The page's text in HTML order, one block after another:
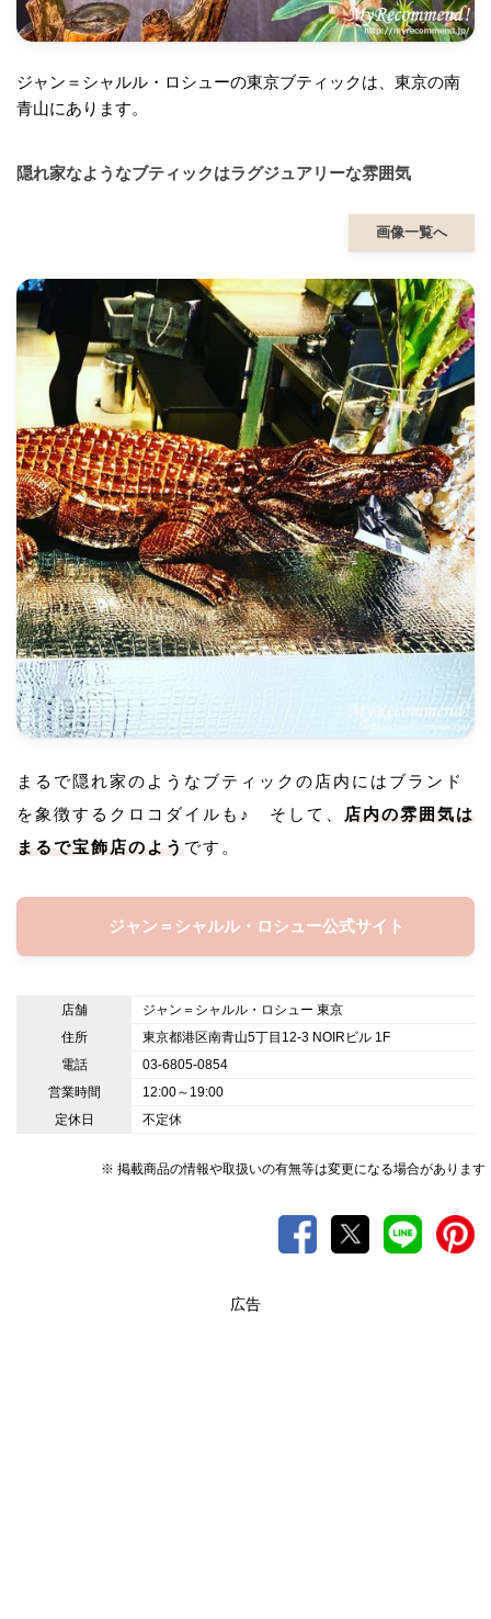
ジャン＝シャルル・ロシューの東京ブティックは、東京の南
青山にあります。
隠れ家なようなブティックはラグジュアリーな雰囲気
画像一覧へ
まるで隠れ家のようなブティックの店内にはブランド
を象徴するクロコダイルも♪ そして、
店内の雰囲気は
まるで宝飾店のよう です。
ジャン＝シャルル・ロシュー公式サイト
店舗
ジャン＝シャルル・ロシュー 東京
住所
東京都港区南青山5丁目12-3 NOIRビル 1F
電話
03-6805-0854
営業時間
12:00～19:00
定休日
不定休
※ 掲載商品の情報や取扱いの有無等は変更になる場合があります
広告